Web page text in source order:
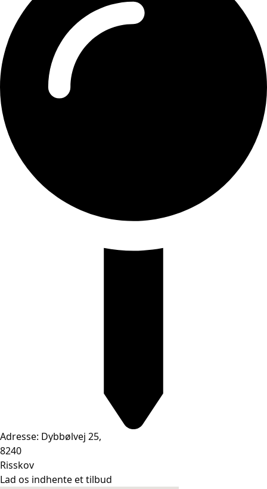
Adresse: Dybbølvej 25,
8240
Risskov
Lad os indhente et tilbud